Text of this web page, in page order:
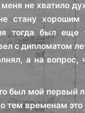
не хватило
стану хорошим
тогда был еще
с дипломатом
а на вопрос,
был мой первый
тем временам